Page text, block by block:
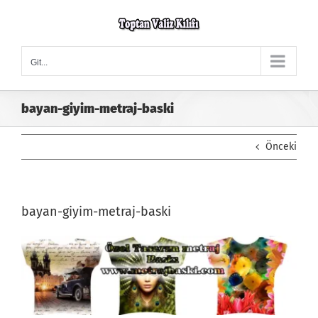
Git...
bayan-giyim-metraj-baski
Önceki
bayan-giyim-metraj-baski